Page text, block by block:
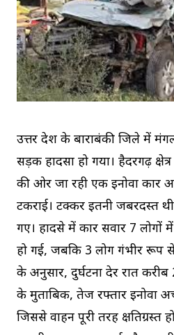
उत्तर प्रदेश के बाराबंकी जिले में
सड़क हादसा हो गया। हैदरगढ़
की ओर जा रही एक इनोवा कार
टकराई। टक्कर इतनी जबरदस्त
गए। हादसे में कार सवार 7 लोगों
हो गई, जबकि 3 लोग गंभीर रूप
के अनुसार, दुर्घटना देर रात करीब
के मुताबिक, तेज रफ्तार इनोवा
जिससे वाहन पूरी तरह क्षतिग्रस्त